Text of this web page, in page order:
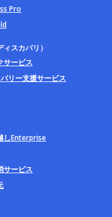
Pro
スカバリ）
サービス
リー支援サービス
しEnterprise
サービス